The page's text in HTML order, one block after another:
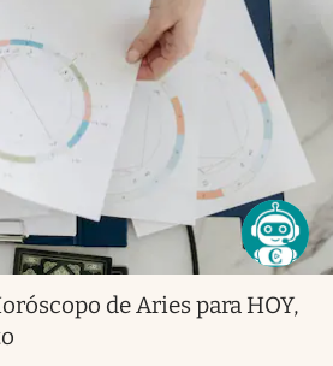
de Aries para HOY,